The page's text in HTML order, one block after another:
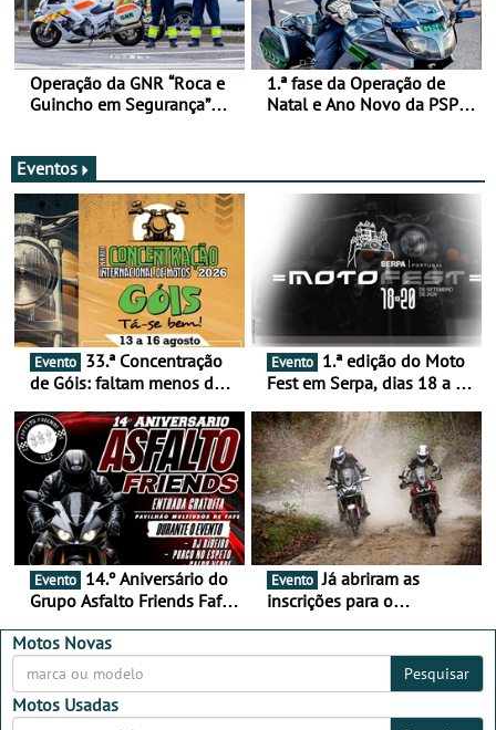
Operação da GNR “Roca e
Guincho em Segurança”
1.ª fase da Operação de
Natal e Ano Novo da PSP e
Eventos
Evento
de Góis: faltam menos de
16 de agosto
Evento
Fest em Serpa, dias 18 a 20
duas rodas invade o Baixo
Alentejo
Evento
Grupo Asfalto Friends Fafe,
2026
Evento Já abriram as
inscrições para o
Motos Novas
Pesquisar
Motos Usadas